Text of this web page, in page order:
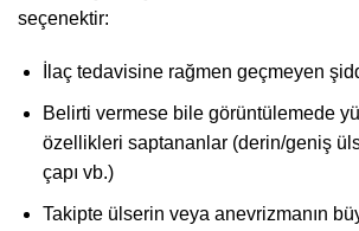
seçenektir:
İlaç tedavisine rağmen geçmeyen
Belirti vermese bile görüntülemede
özellikleri saptananlar (derin/geniş
çapı vb.)
Takipte ülserin veya anevrizmanın